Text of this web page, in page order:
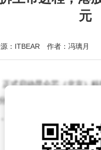
元
：ITBEAR 作者：冯璃月
正式启动昆仑芯（北京）
拆旗下人工智能芯片业务
百度港股当日盘中涨幅